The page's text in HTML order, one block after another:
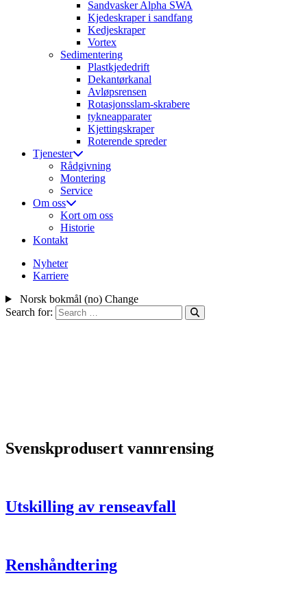
Sandvasker Alpha SWA
Kjedeskraper i sandfang
Kedjeskraper
Vortex
Sedimentering
Plastkjededrift
Dekantørkanal
Avløpsrensen
Rotasjonsslam-skrabere
tykneapparater
Kjettingskraper
Roterende spreder
Tjenester
Rådgivning
Montering
Service
Om oss
Kort om oss
Historie
Kontakt
Nyheter
Karriere
Norsk bokmål (no) Change
Search for:
Svenskprodusert vannrensing
Utskilling av renseavfall
Renshåndtering